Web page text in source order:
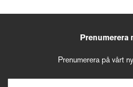
Prenumerera
Prenumerera på vårt